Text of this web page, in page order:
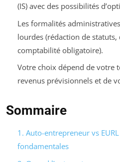
(IS) avec des possibilités
Les formalités
lourdes (rédaction de statuts,
comptabilité obligatoire).
Votre choix dépend de votre
revenus prévisionnels et de
Sommaire
1. Auto-entrepreneur vs
fondamentales